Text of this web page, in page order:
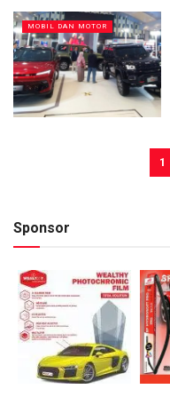
MOBIL DAN MOTOR
1
Sponsor